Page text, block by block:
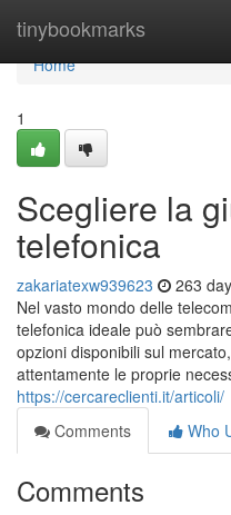
tinybookmarks
Home
Home
1
Scegliere la
telefonica
zakariatexw939623 263
Nel vasto mondo delle
telefonica ideale può
opzioni disponibili sul
attentamente le proprie
https://cercareclienti.it/articoli/
Comments
Who
Comments